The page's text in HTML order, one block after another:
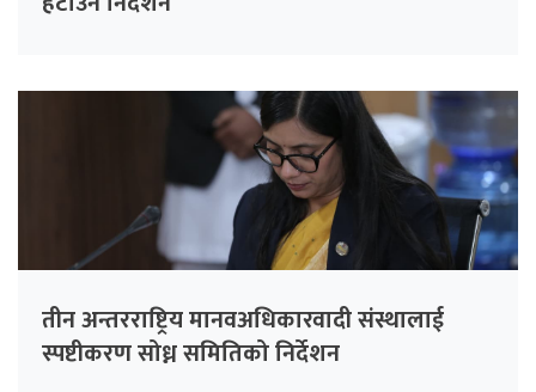
तीन अन्तरराष्ट्रिय मानवअधिकारवादी संस्थालाई
स्पष्टीकरण सोध्न समितिको निर्देशन